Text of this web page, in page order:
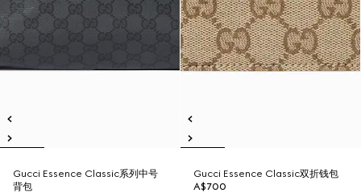
Gucci Essence Classic系列中号
背包
Gucci Essence Classic双折钱包
A$700